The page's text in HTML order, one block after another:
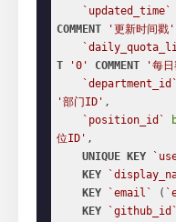
`updated_time`
COMMENT
'更新时间戳'
T
'0' COMMENT '每
`department_id`
'部门ID' ,
`position_id`
位ID' ,
UNIQUE
KEY
KEY
KEY
`email` (
KEY
`github_id`